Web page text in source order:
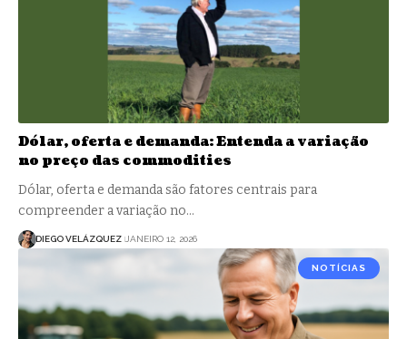
Dólar, oferta e demanda: Entenda a variação
no preço das commodities
Dólar, oferta e demanda são fatores centrais para
compreender a variação no…
DIEGO VELÁZQUEZ JANEIRO 12, 2026
NOTÍCIAS